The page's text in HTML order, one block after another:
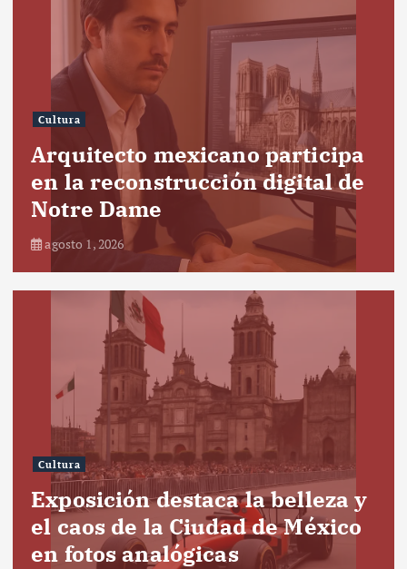
Cultura
Arquitecto mexicano participa
en la reconstrucción digital de
Notre Dame
agosto 1, 2026
Cultura
Exposición destaca la belleza y
el caos de la Ciudad de México
en fotos analógicas